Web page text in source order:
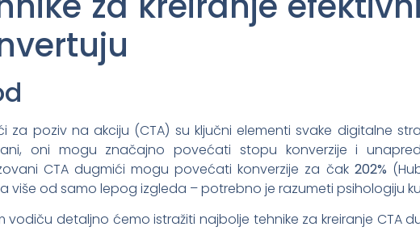
za poziv na akciju (CTA) su ključni elementi svake digitalne
oni mogu značajno povećati stopu konverzije i
CTA dugmići mogu povećati konverzije za čak 202%
više od samo lepog izgleda – potrebno je razumeti psihologiju
vodiču detaljno ćemo istražiti najbolje tehnike za kreiranje CTA